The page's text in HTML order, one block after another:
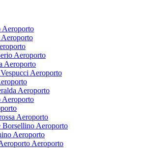
Aeroporto
Aeroporto
Aeroporto
Aeroporto
Aeroporto
Aeroporto
Aeroporto
Aeroporto
Borsellino Aeroporto
Aeroporto
Aeroporto